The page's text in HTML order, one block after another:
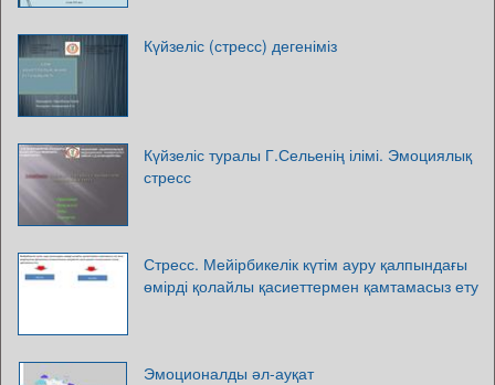
Күйзеліс (стресс) дегеніміз
Күйзеліс туралы Г.Сельенің ілімі. Эмоциялық
стресс
Стресс. Мейірбикелік күтім ауру қалпындағы
өмірді қолайлы қасиеттермен қамтамасыз ету
Эмоционалды әл-ауқат